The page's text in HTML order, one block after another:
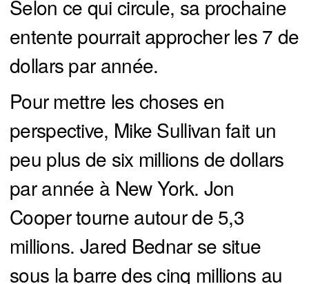
Selon ce qui circule, sa prochaine
entente pourrait approcher les 7 de
dollars par année.
Pour mettre les choses en
perspective, Mike Sullivan fait un
peu plus de six millions de dollars
par année à New York. Jon
Cooper tourne autour de 5,3
millions. Jared Bednar se situe
sous la barre des cinq millions au